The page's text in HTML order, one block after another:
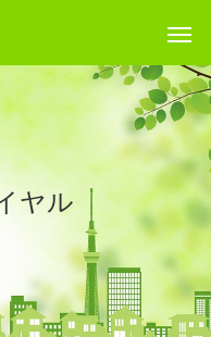
ヤル